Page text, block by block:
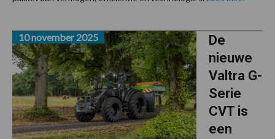
De
nieuwe
Valtra G-
Serie
CVT is
een
10 november 2025